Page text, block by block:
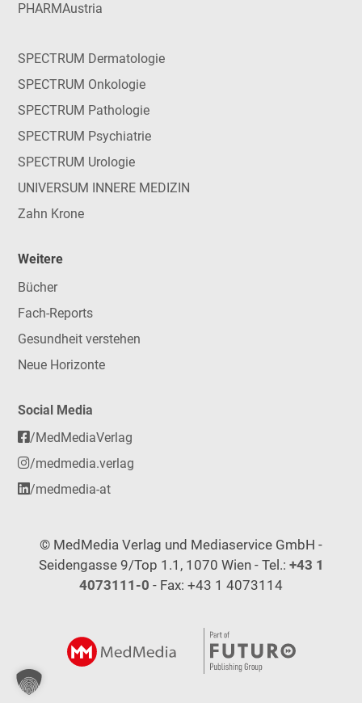
PHARMAustria
SPECTRUM Dermatologie
SPECTRUM Onkologie
SPECTRUM Pathologie
SPECTRUM Psychiatrie
SPECTRUM Urologie
UNIVERSUM INNERE MEDIZIN
Zahn Krone
Weitere
Bücher
Fach-Reports
Gesundheit verstehen
Neue Horizonte
Social Media
/MedMediaVerlag
/medmedia.verlag
/medmedia-at
© MedMedia Verlag und Mediaservice GmbH -
Seidengasse 9/Top 1.1, 1070 Wien - Tel.: +43 1
4073111-0 - Fax: +43 1 4073114